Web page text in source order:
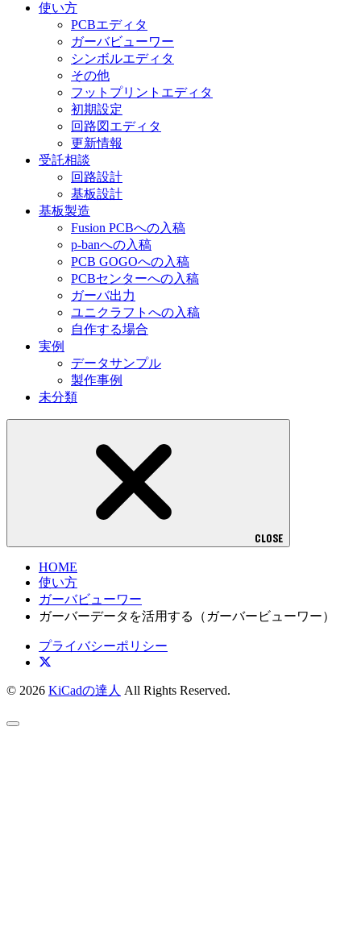
使い方
PCBエディタ
ガーバビューワー
シンボルエディタ
その他
フットプリントエディタ
初期設定
回路図エディタ
更新情報
受託相談
回路設計
基板設計
基板製造
Fusion PCBへの入稿
p-banへの入稿
PCB GOGOへの入稿
PCBセンターへの入稿
ガーバ出力
ユニクラフトへの入稿
自作する場合
実例
データサンプル
製作事例
未分類
CLOSE
HOME
使い方
ガーバビューワー
ガーバーデータを活用する（ガーバービューワー）
プライバシーポリシー
© 2026 KiCadの達人 All Rights Reserved.